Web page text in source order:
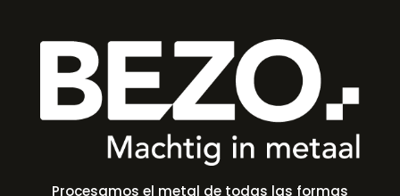
Procesamos el metal de todas las formas